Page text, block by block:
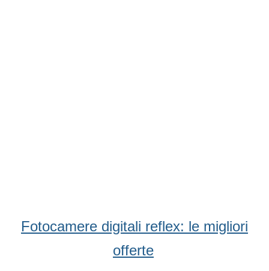
Fotocamere digitali reflex: le migliori
offerte